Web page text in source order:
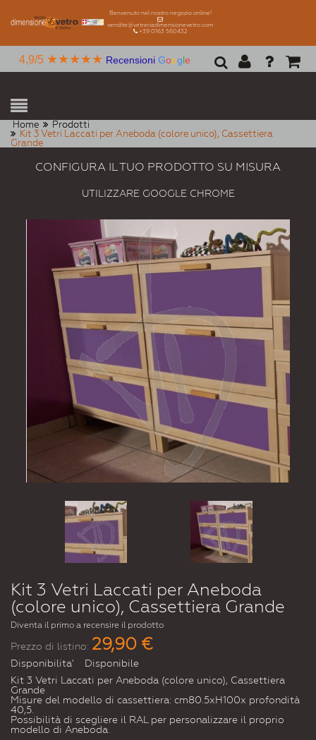
Benvenuto nel nostro negozio online!
vendite@vetreriadimensionevetro.com
+39 0163 560432
4,9/5 ★★★★★ Recensioni Google
Home
Prodotti
Kit 3 Vetri Laccati per Aneboda (colore unico), Cassettiera
Grande
CONFIGURA IL TUO PRODOTTO SU MISURA
UTILIZZARE GOOGLE CHROME
Kit 3 Vetri Laccati per Aneboda
(colore unico), Cassettiera Grande
Diventa il primo a recensire il prodotto
Prezzo di listino: 29,90 €
Disponibilita'
Disponibile
Kit 3 Vetri Laccati per Aneboda (colore unico), Cassettiera
Grande
Misure del modello di cassettiera: cm80.5xH100x profondità
40,5.
Possibilità di scegliere il RAL per personalizzare il proprio
modello di Aneboda.